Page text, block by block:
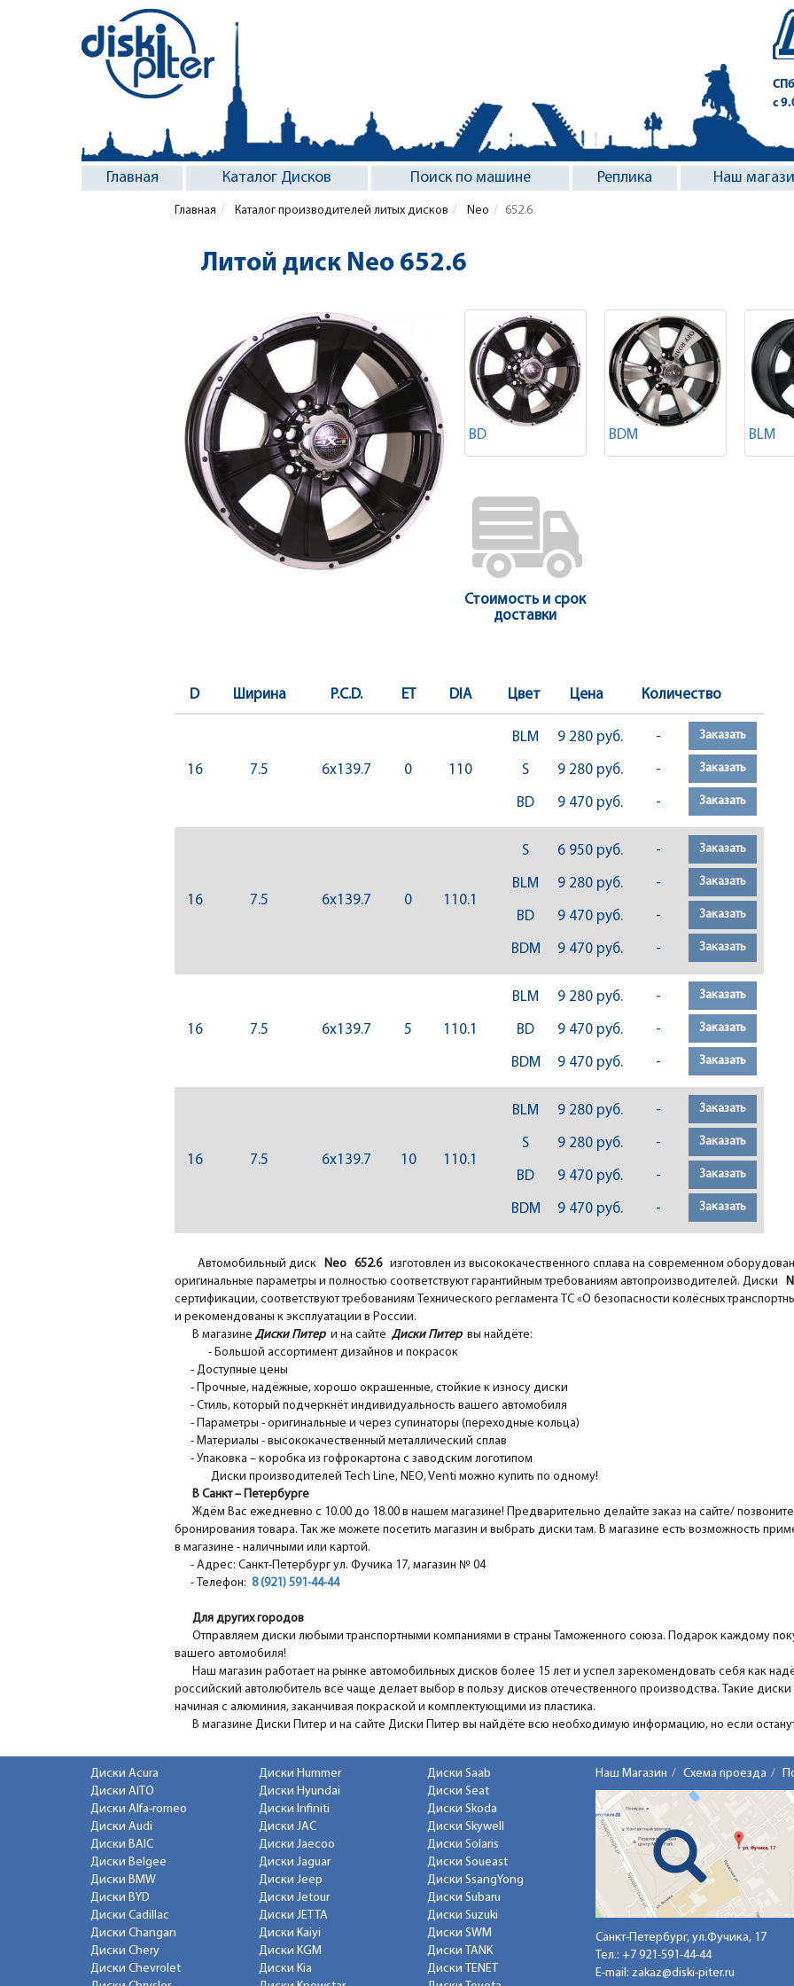
с
Главная Каталог Дисков Поиск по машине Реплика Наш
Главная Каталог производителей литых дисков Neo 652.6
Литой диск Neo 652.6
BD BDM BLM
Стоимость и срок
доставки
D Ширина P.C.D. ET DIA Цвет Цена Количество
16 7.5 6x139.7 0 110
BLM 9 280 руб. - Заказать
S 9 280 руб. - Заказать
BD 9 470 руб. - Заказать
16 7.5 6x139.7 0 110.1
S 6 950 руб. - Заказать
BLM 9 280 руб. - Заказать
BD 9 470 руб. - Заказать
BDM 9 470 руб. - Заказать
16 7.5 6x139.7 5 110.1
BLM 9 280 руб. - Заказать
BD 9 470 руб. - Заказать
BDM 9 470 руб. - Заказать
16 7.5 6x139.7 10 110.1
BLM 9 280 руб. - Заказать
S 9 280 руб. - Заказать
BD 9 470 руб. - Заказать
BDM 9 470 руб. - Заказать
Автомобильный диск Neo 652.6 изготовлен из высококачественного сплава на современном
оригинальные параметры и полностью соответствуют гарантийным требованиям автопроизводителей. Диски
сертификации, соответствуют требованиям Технического регламента ТС «О безопасности колёсных
и рекомендованы к эксплуатации в России.
В магазине Диски Питер и на сайте Диски Питер вы найдёте:
- Большой ассортимент дизайнов и покрасок
- Доступные цены
- Прочные, надёжные, хорошо окрашенные, стойкие к износу диски
- Стиль, который подчеркнёт индивидуальность вашего автомобиля
- Параметры - оригинальные и через супинаторы (переходные кольца)
- Материалы - высококачественный металлический сплав
- Упаковка – коробка из гофрокартона с заводским логотипом
Диски производителей Tech Line, NEO, Venti можно купить по одному!
В Санкт – Петербурге
Ждём Вас ежедневно с 10.00 до 18.00 в нашем магазине! Предварительно делайте заказ на сайте/
бронирования товара. Так же можете посетить магазин и выбрать диски там. В магазине есть возможность
в магазине - наличными или картой.
- Адрес: Санкт-Петербург ул. Фучика 17, магазин № 04
- Телефон: 8 (921) 591-44-44
Для других городов
Отправляем диски любыми транспортными компаниями в страны Таможенного союза. Подарок каждому
вашего автомобиля!
Наш магазин работает на рынке автомобильных дисков более 15 лет и успел зарекомендовать себя как
российский автолюбитель всё чаще делает выбор в пользу дисков отечественного производства. Такие
начиная с алюминия, заканчивая покраской и комплектующими из пластика.
В магазине Диски Питер и на сайте Диски Питер вы найдёте всю необходимую информацию, но если
Диски Acura
Диски AITO
Диски Alfa-romeo
Диски Audi
Диски BAIC
Диски Belgee
Диски BMW
Диски BYD
Диски Cadillac
Диски Changan
Диски Chery
Диски Chevrolet
Диски Hummer
Диски Hyundai
Диски Infiniti
Диски JAC
Диски Jaecoo
Диски Jaguar
Диски Jeep
Диски Jetour
Диски JETTA
Диски Kaiyi
Диски KGM
Диски Kia
Диски Saab
Диски Seat
Диски Skoda
Диски Skywell
Диски Solaris
Диски Soueast
Диски SsangYong
Диски Subaru
Диски Suzuki
Диски SWM
Диски TANK
Диски TENET
Наш Магазин Схема проезда
Санкт-Петербург, ул.Фучика, 17
Тел.: +7 921-591-44-44
E-mail: zakaz@diski-piter.ru